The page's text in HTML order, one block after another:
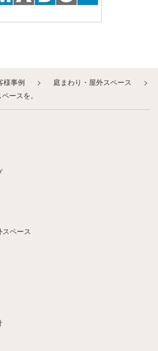
様事例 > 庭まわり・屋外スペース
>
ースを。
ペース